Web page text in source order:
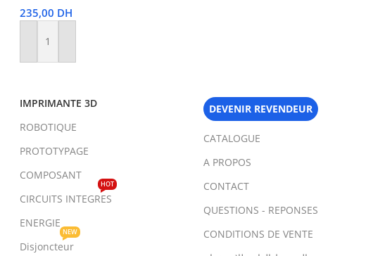
235,00 DH
Ajouter Au Panier
IMPRIMANTE 3D
ROBOTIQUE
PROTOTYPAGE
COMPOSANT
CIRCUITS INTEGRES
HOT
ENERGIE
Disjoncteur
NEW
DEVENIR REVENDEUR
CATALOGUE
A PROPOS
CONTACT
QUESTIONS - REPONSES
CONDITIONS DE VENTE